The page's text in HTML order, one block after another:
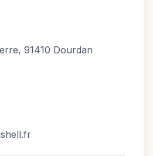
91410 Dourdan